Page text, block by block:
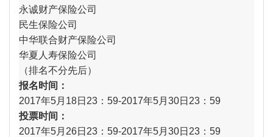
永诚财产保险公司
民生保险公司
中华联合财产保险公司
华夏人寿保险公司
（排名不分先后）
报名时间：
2017年5月18日23：59-2017年5月30日23：59
投票时间：
2017年5月26日23：59-2017年5月30日23：59